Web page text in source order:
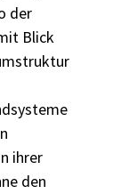
der
Blick
ihrer
den